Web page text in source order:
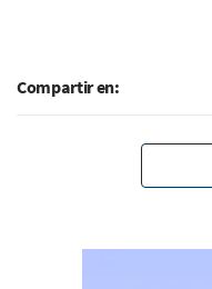
Compartir en: